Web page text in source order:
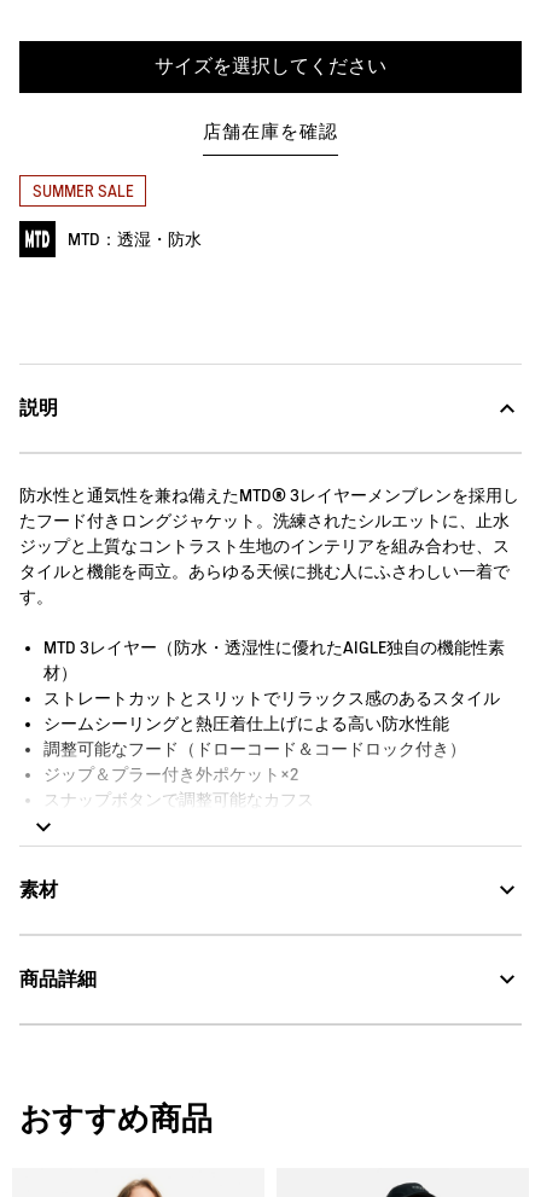
サイズを選択してください
店舗在庫を確認
SUMMER SALE
MTD：透湿・防水
説明
防水性と通気性を兼ね備えたMTD® 3レイヤーメンブレンを採用し
たフード付きロングジャケット。洗練されたシルエットに、止水
ジップと上質なコントラスト生地のインテリアを組み合わせ、ス
タイルと機能を両立。あらゆる天候に挑む人にふさわしい一着で
す。
MTD 3レイヤー（防水・透湿性に優れたAIGLE独自の機能性素
材）
ストレートカットとスリットでリラックス感のあるスタイル
シームシーリングと熱圧着仕上げによる高い防水性能
調整可能なフード（ドローコード＆コードロック付き）
ジップ＆プラー付き外ポケット×2
スナップボタンで調整可能なカフス
主要シームに防水シームテープを採用
前面はダブルジップとスナップボタン付き前立て
シリコン製AIGLEバッジ
カフスにトーンオントーンの反射バードロゴプリント
素材
MTD：透湿・防水
タンブル乾燥禁止。
脱水後、つり干し乾燥がよい。
商品詳細
・原産国：中国
・素材：本体 : 綿73% ナイロン27%
おすすめ商品